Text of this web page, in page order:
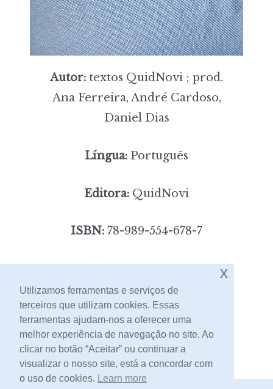
Autor: textos QuidNovi ; prod.
Ana Ferreira, André Cardoso,
Daniel Dias
Língua: Português
Editora: QuidNovi
ISBN: 78-989-554-678-7
[portes incluídos]
Contacto
Utilizamos ferramentas e serviços de
terceiros que utilizam cookies. Essas
ferramentas ajudam-nos a oferecer uma
melhor experiência de navegação no site. Ao
clicar no botão “Aceitar” ou continuar a
visualizar o nosso site, está a concordar com
o uso de cookies. Learn more
x